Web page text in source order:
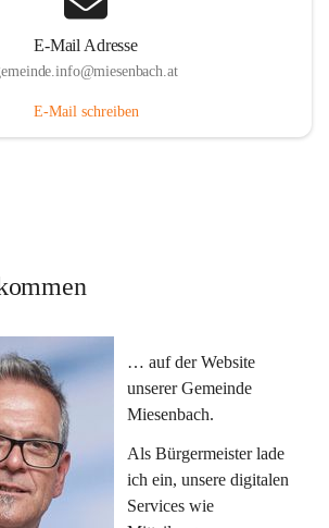
E-Mail Adresse
E-Mail schreiben
… auf der Website
unserer Gemeinde
Miesenbach.
Als Bürgermeister lade
ich ein, unsere digitalen
Services wie